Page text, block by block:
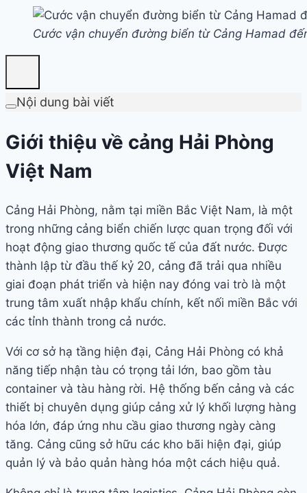
Cước vận chuyển đường biển từ Cảng Hamad
Nội dung bài viết
Giới thiệu về cảng Hải Phòng
Việt Nam
Cảng Hải Phòng, nằm tại miền Bắc Việt Nam, là một
trong những cảng biển chiến lược quan trọng đối với
hoạt động giao thương quốc tế của đất nước. Được
thành lập từ đầu thế kỷ 20, cảng đã trải qua nhiều
giai đoạn phát triển và hiện nay đóng vai trò là một
trung tâm xuất nhập khẩu chính, kết nối miền Bắc với
các tỉnh thành trong cả nước.
Với cơ sở hạ tầng hiện đại, Cảng Hải Phòng có khả
năng tiếp nhận tàu có trọng tải lớn, bao gồm tàu
container và tàu hàng rời. Hệ thống bến cảng và các
thiết bị chuyên dụng giúp cảng xử lý khối lượng hàng
hóa lớn, đáp ứng nhu cầu giao thương ngày càng
tăng. Cảng cũng sở hữu các kho bãi hiện đại, giúp
quản lý và bảo quản hàng hóa một cách hiệu quả.